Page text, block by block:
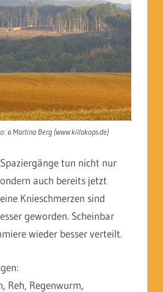
© Martina Berg (www.killakops.de)
tun nicht nur
auch bereits jetzt
Knieschmerzen sind
geworden. Scheinbar
wieder besser verteilt.
Reh, Regenwurm,